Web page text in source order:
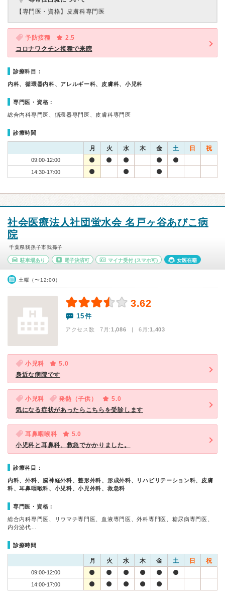
【専門医・資格】 皮膚科専門医
予防接種
2.5
コロナワクチン接種で来院
診療科目：
内科、循環器内科、アレルギー科、皮膚科、小児科
専門医・資格：
総合内科専門医、循環器専門医、皮膚科専門医
診療時間
月 火 水 木 金 土 日 祝
09:00-12:00
14:30-17:00
社会医療法人社団蛍水会 名戸ヶ谷あびこ病
院
千葉県我孫子市我孫子
駐車場あり 電子決済可 マイナ受付 (スマホ可) 女医在籍
土曜（〜12:00）
3.62
15件
アクセス数 7月:1,086 | 6月:1,403
小児科
5.0
身近な病院です
小児科 発熱（子供）
5.0
気になる症状があったらこちらを受診します
耳鼻咽喉科
5.0
小児科と耳鼻科、救急でかかりました。
診療科目：
内科、外科、脳神経外科、整形外科、形成外科、リハビリテーション科、皮膚
科、耳鼻咽喉科、小児科、小児外科、救急科
専門医・資格：
総合内科専門医、リウマチ専門医、血液専門医、外科専門医、糖尿病専門医、
内分泌代…
診療時間
月 火 水 木 金 土 日 祝
09:00-12:00
14:00-17:00